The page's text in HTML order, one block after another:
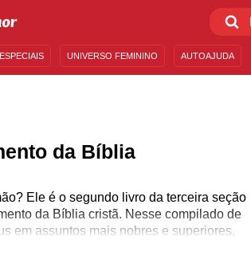
UNIVERSO FEMININO AUTOAJUDA
da Bíblia
Ele é o segundo livro da terceira seção
da Bíblia cristã. Nesse compilado de
em assuntos mais nobres e superiores,
cotidiano. Nenhum assunto escapou dele,